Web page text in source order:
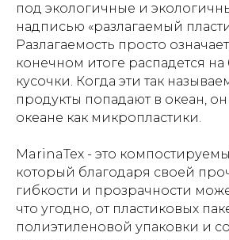
под экологичные и
надписью «разлагаемый
Разлагаемость просто
конечном итоге распадется
кусочки. Когда эти так
продукты попадают в океан,
океане как микропластики.
MarinaTex - это
который благодаря своей
гибкости и прозрачности
что угодно, от пластиковых
полиэтиленовой упаковки и